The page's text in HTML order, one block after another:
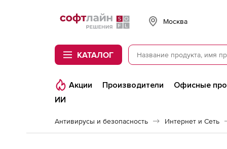
Softline
Москва
КАТАЛОГ
Акции Производители Офисные
ИИ
Антивирусы и безопасность Интернет и Сеть